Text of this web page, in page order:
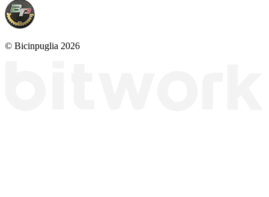
© Bicinpuglia 2026